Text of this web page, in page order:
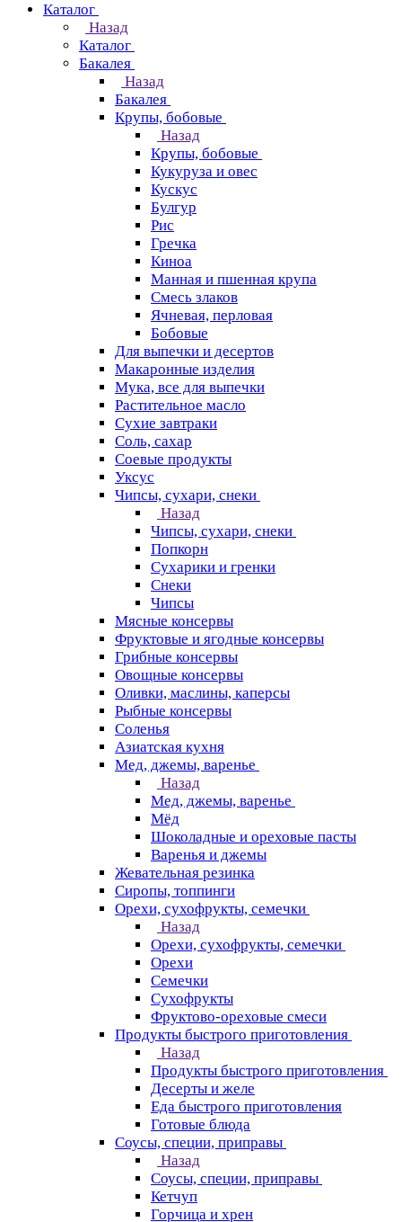
Каталог
Назад
Каталог
Бакалея
Назад
Бакалея
Крупы, бобовые
Назад
Крупы, бобовые
Кукуруза и овес
Кускус
Булгур
Рис
Гречка
Киноа
Манная и пшенная крупа
Смесь злаков
Ячневая, перловая
Бобовые
Для выпечки и десертов
Макаронные изделия
Мука, все для выпечки
Растительное масло
Сухие завтраки
Соль, сахар
Соевые продукты
Уксус
Чипсы, сухари, снеки
Назад
Чипсы, сухари, снеки
Попкорн
Сухарики и гренки
Снеки
Чипсы
Мясные консервы
Фруктовые и ягодные консервы
Грибные консервы
Овощные консервы
Оливки, маслины, каперсы
Рыбные консервы
Соленья
Азиатская кухня
Мед, джемы, варенье
Назад
Мед, джемы, варенье
Мёд
Шоколадные и ореховые пасты
Варенья и джемы
Жевательная резинка
Сиропы, топпинги
Орехи, сухофрукты, семечки
Назад
Орехи, сухофрукты, семечки
Орехи
Семечки
Сухофрукты
Фруктово-ореховые смеси
Продукты быстрого приготовления
Назад
Продукты быстрого приготовления
Десерты и желе
Еда быстрого приготовления
Готовые блюда
Соусы, специи, приправы
Назад
Соусы, специи, приправы
Кетчуп
Горчица и хрен